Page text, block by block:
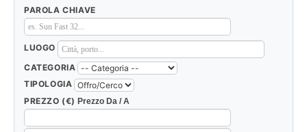
PAROLA CHIAVE
LUOGO
CATEGORIA
TIPOLOGIA
PREZZO (€) Prezzo Da / A